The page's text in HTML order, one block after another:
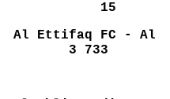
15
Al Ettifaq FC - Al
3 733